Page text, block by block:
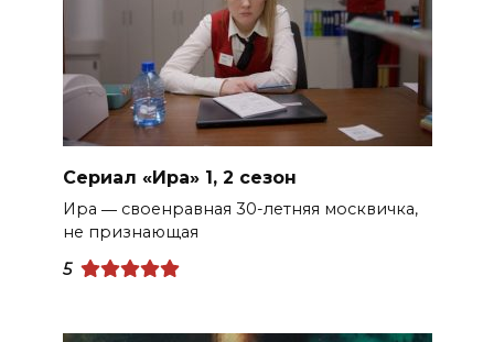
Сериал «Ира» 1, 2 сезон
Ира ― своенравная 30-летняя москвичка,
не признающая
5